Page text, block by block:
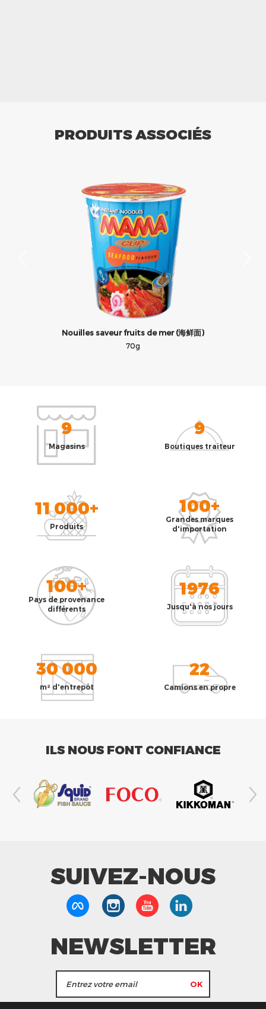
PRODUITS ASSOCIÉS
Nouilles saveur fruits de mer (海鲜面)
70g
9
Magasins
9
Boutiques traiteur
11 000+
Produits
100+
Grandes marques
d'importation
100+
Pays de provenance
différents
1976
Jusqu'à nos jours
30 000
m² d'entrepôt
22
Camions en propre
ILS NOUS FONT CONFIANCE
SUIVEZ-NOUS
NEWSLETTER